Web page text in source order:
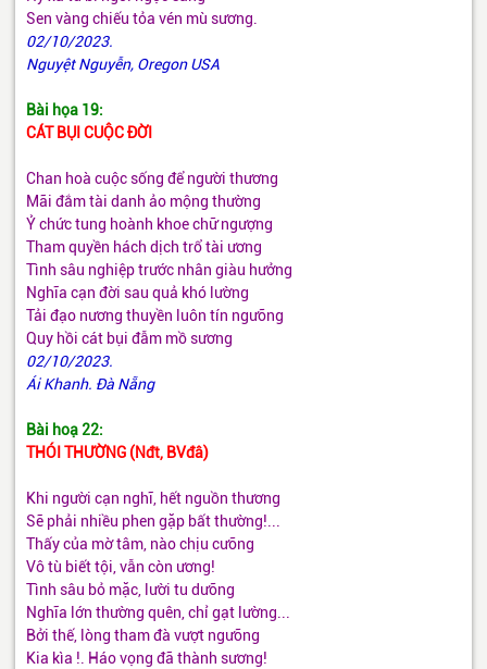
Sen vàng chiếu tỏa vén mù sương.
02/10/2023.
Nguyệt Nguyễn, Oregon USA
Bài họa 19:
CÁT BỤI CUỘC ĐỜI
Chan hoà cuộc sống để người thương
Mãi đắm tài danh ảo mộng thường
Ỷ chức tung hoành khoe chữ ngượng
Tham quyền hách dịch trổ tài ương
Tình sâu nghiệp trước nhân giàu hưởng
Nghĩa cạn đời sau quả khó lường
Tải đạo nương thuyền luôn tín ngưỡng
Quy hồi cát bụi đẫm mồ sương
02/10/2023.
Ái Khanh. Đà Nẵng
Bài hoạ 22:
THÓI THƯỜNG (Nđt, BVđâ)
Khi người cạn nghĩ, hết nguồn thương
Sẽ phải nhiều phen gặp bất thường!...
Thấy của mờ tâm, nào chịu cưỡng
Vô tù biết tội, vẫn còn ương!
Tình sâu bỏ mặc, lười tu dưỡng
Nghĩa lớn thường quên, chỉ gạt lường...
Bởi thế, lòng tham đà vượt ngưỡng
Kia kìa !. Háo vọng đã thành sương!